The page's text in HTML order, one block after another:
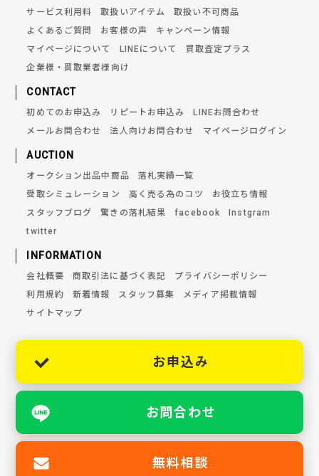
サービス利用料
取扱いアイテム
取扱い不可商品
よくあるご質問
お客様の声
キャンペーン情報
マイページについて
LINEについて
買取査定プラス
企業様・買取業者様向け
CONTACT
初めてのお申込み リピートお申込み
LINEお問合わせ
メールお問合わせ
法人向けお問合わせ マイページログイン
AUCTION
オークション出品中商品
落札実績一覧
受取シミュレーション
高く売る為のコツ
お役立ち情報
スタッフブログ
驚きの落札結果 facebook
Instgram
twitter
INFORMATION
会社概要 商取引法に基づく表記
プライバシーポリシー
利用規約
新着情報 スタッフ募集
メディア掲載情報
サイトマップ
お申込み
お問合わせ
無料相談